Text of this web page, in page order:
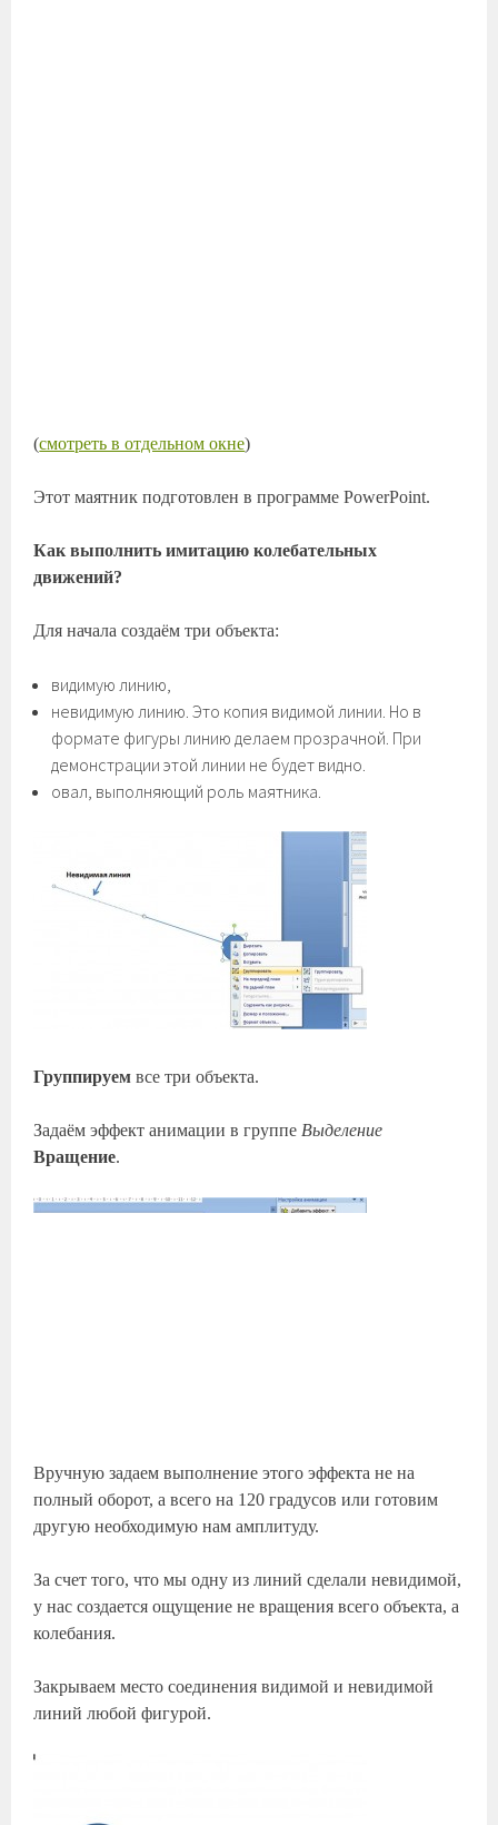
(смотреть в отдельном окне)
Этот маятник подготовлен в программе PowerPoint.
Как выполнить имитацию колебательных
движений?
Для начала создаём три объекта:
видимую линию,
невидимую линию. Это копия видимой линии. Но в
формате фигуры линию делаем прозрачной. При
демонстрации этой линии не будет видно.
овал, выполняющий роль маятника.
Группируем все три объекта.
Задаём эффект анимации в группе Выделение
Вращение.
Вручную задаем выполнение этого эффекта не на
полный оборот, а всего на 120 градусов или готовим
другую необходимую нам амплитуду.
За счет того, что мы одну из линий сделали невидимой,
у нас создается ощущение не вращения всего объекта, а
колебания.
Закрываем место соединения видимой и невидимой
линий любой фигурой.